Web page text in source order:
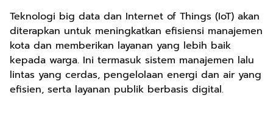
Teknologi big data dan Internet of Things (IoT) akan
diterapkan untuk meningkatkan efisiensi manajemen
kota dan memberikan layanan yang lebih baik
kepada warga. Ini termasuk sistem manajemen lalu
lintas yang cerdas, pengelolaan energi dan air yang
efisien, serta layanan publik berbasis digital.